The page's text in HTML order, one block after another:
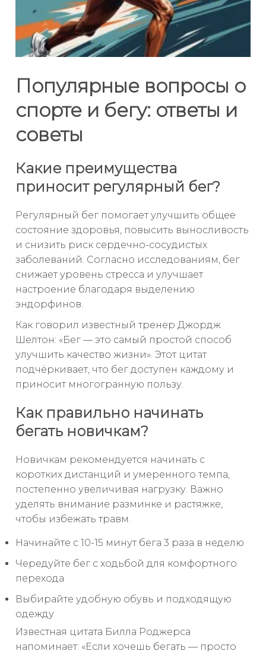
Популярные вопросы о
спорте и бегу: ответы и
советы
Какие преимущества
приносит регулярный бег?
Регулярный бег помогает улучшить общее
состояние здоровья, повысить выносливость
и снизить риск сердечно-сосудистых
заболеваний. Согласно исследованиям, бег
снижает уровень стресса и улучшает
настроение благодаря выделению
эндорфинов.
Как говорил известный тренер Джордж
Шелтон: «Бег — это самый простой способ
улучшить качество жизни». Этот цитат
подчёркивает, что бег доступен каждому и
приносит многогранную пользу.
Как правильно начинать
бегать новичкам?
Новичкам рекомендуется начинать с
коротких дистанций и умеренного темпа,
постепенно увеличивая нагрузку. Важно
уделять внимание разминке и растяжке,
чтобы избежать травм.
Начинайте с 10-15 минут бега 3 раза в неделю
Чередуйте бег с ходьбой для комфортного
перехода
Выбирайте удобную обувь и подходящую
одежду
Известная цитата Билла Роджерса
напоминает: «Если хочешь бегать — просто